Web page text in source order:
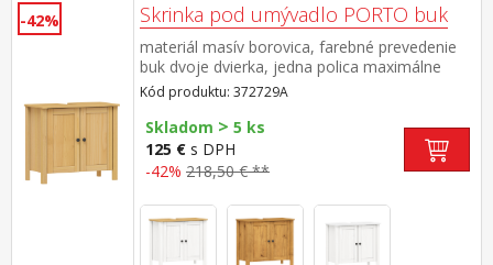
-42% Skrinka pod umývadlo PORTO buk
materiál masív borovica, farebné prevedenie
buk dvoje dvierka, jedna polica maximálne
nosnosti uvedené v návode na montáž súčasť
zostavy PORTO buk
Kód produktu: 372729A
Skladom > 5 ks
125 € s DPH
-42% 218,50 € **